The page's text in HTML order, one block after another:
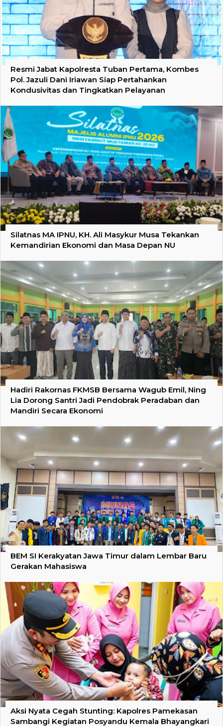
Resmi Jabat Kapolresta Tuban Pertama, Kombes
Pol. Jazuli Dani Iriawan Siap Pertahankan
Kondusivitas dan Tingkatkan Pelayanan
Silatnas MA IPNU, KH. Ali Masykur Musa Tekankan
Kemandirian Ekonomi dan Masa Depan NU
Hadiri Rakornas FKMSB Bersama Wagub Emil, Ning
Lia Dorong Santri Jadi Pendobrak Peradaban dan
Mandiri Secara Ekonomi
BEM SI Kerakyatan Jawa Timur dalam Lembar Baru
Gerakan Mahasiswa
Aksi Nyata Cegah Stunting: Kapolres Pamekasan
Sambangi Kegiatan Posyandu Kemala Bhayangkari